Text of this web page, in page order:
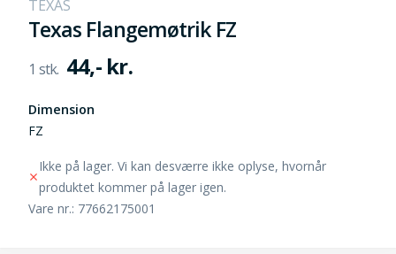
TEXAS
Texas Flangemøtrik FZ
44,- kr.
Dimension
FZ
Ikke på lager. Vi kan desværre ikke oplyse, hvornår
produktet kommer på lager igen.
Vare nr.: 77662175001